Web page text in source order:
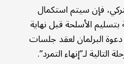
“تي 24″ التركي، فإن سيتم استكمال
بتسليم الأسلحة قبل نهاية
البرلمان لعقد جلسات
لـ”إنهاء التمرد”.